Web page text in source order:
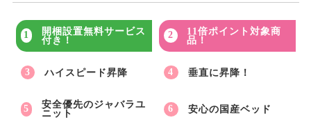
開梱設置無料サービス
付き！
11倍ポイント対象商
品！
ハイスピード昇降 垂直に昇降！
安全優先のジャバラユ
ニット
安心の国産ベッド